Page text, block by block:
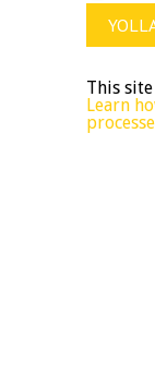
This
Learn